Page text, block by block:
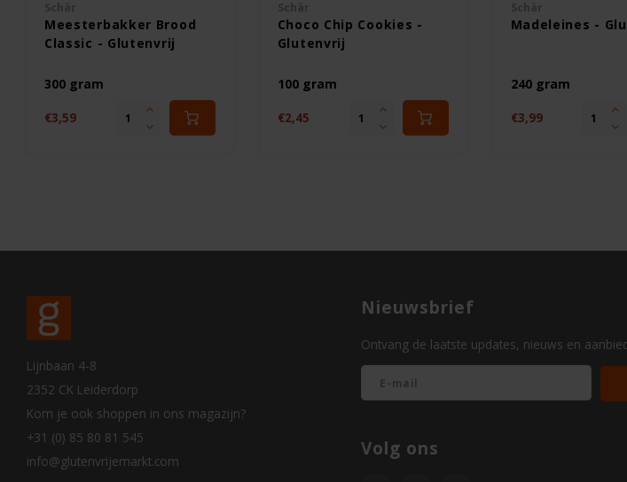
Meesterbakker Brood
Classic - Glutenvrij
300 gram
€3,59
Choco Chip Cookies -
Glutenvrij
100 gram
€2,45
Madeleines -
240 gram
€3,99
Lijnbaan 4-8
2352 CK Leiderdorp
Kom je ook shoppen in ons magazijn?
+31 (0) 85 80 81 545
info@glutenvrijemarkt.com
Nieuwsbrief
Ontvang de laatste updates, nieuws en
Volg ons